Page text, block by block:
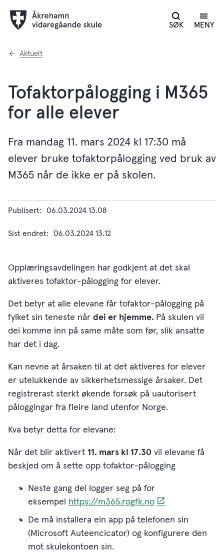
SØK MENY
Du
Aktuelt
Tofaktorpålogging i M365
for alle elever
Fra mandag 11. mars 2024 kl 17:30 må
elever bruke tofaktorpålogging ved bruk av
M365 når de ikke er på skolen.
Publisert 06.03.2024 13.08
Sist endret 06.03.2024 13.12
Opplæringsavdelingen har godkjent at det skal
aktiveres tofaktor-pålogging for elever.
Det betyr at alle elevane får tofaktor-pålogging på
fylket sin teneste når dei er hjemme. På skulen vil
dei komme inn på same måte som før, slik ansatte
har det i dag.
Kan nevne at årsaken til at det aktiveres for elever
er utelukkende av sikkerhetsmessige årsaker. Det
registrerast sterkt økende forsøk på uautorisert
påloggingar fra fleire land utenfor Norge.
Kva betyr detta for elevane:
Når det blir aktivert 11. mars kl 17.30 vil elevane få
beskjed om å sette opp tofaktor-pålogging
Neste gang dei logger seg på for
eksempel
https://m365.rogfk.no
De må installera ein app på telefonen sin
(Microsoft Auteencicator) og konfigurere den
mot skulekontoen sin.